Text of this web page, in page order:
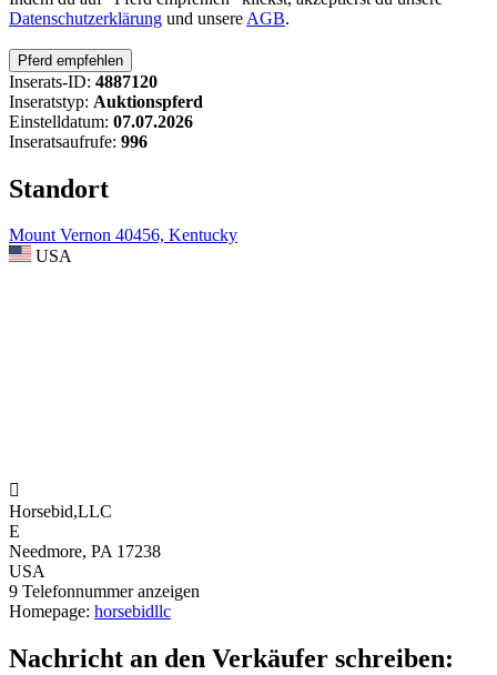
Datenschutzerklärung und unsere AGB.
Inserats-ID: 4887120
Inseratstyp: Auktionspferd
Einstelldatum: 07.07.2026
Inseratsaufrufe: 996
Standort
Mount Vernon 40456, Kentucky
USA

Horsebid,LLC
E
Needmore, PA 17238
USA
9 Telefonnummer anzeigen
Homepage: horsebidllc
Nachricht an den Verkäufer schreiben: